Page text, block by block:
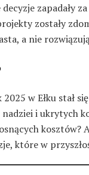
zapadały
zostały
a nie
w Ełku stał
i ukrytych
które w